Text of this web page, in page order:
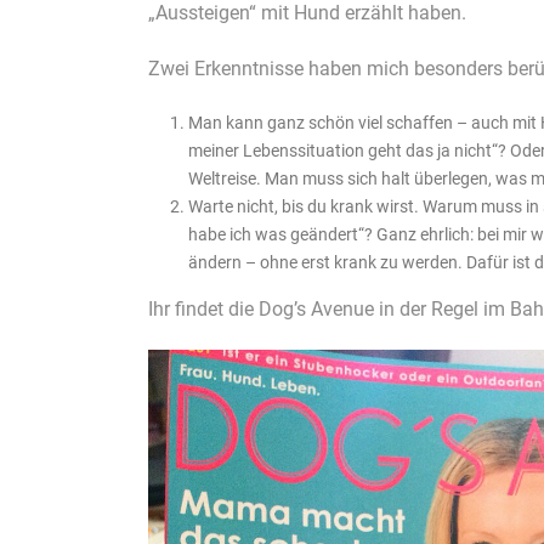
„Aussteigen“ mit Hund erzählt haben.
Zwei Erkenntnisse haben mich besonders
Man kann ganz schön viel schaffen – auch mit
meiner Lebenssituation geht das ja nicht“?
Weltreise. Man muss sich halt überlegen, was
Warte nicht, bis du krank wirst. Warum muss
habe ich was geändert“? Ganz ehrlich: bei mir
ändern – ohne erst krank zu werden. Dafür ist
Ihr findet die Dog’s Avenue in der Regel im